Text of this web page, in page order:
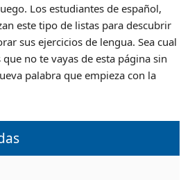
Los estudiantes de español,
este tipo de listas para descubrir
sus ejercicios de lengua. Sea cual
no te vayas de esta página sin
palabra que empieza con la